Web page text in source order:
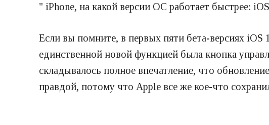
" iPhone, на какой версии ОС работает быстрее:
Если вы помните, в первых пяти бета-версиях
единственной новой функцией была кнопка
складывалось полное впечатление, что
правдой, потому что Apple все же кое-что